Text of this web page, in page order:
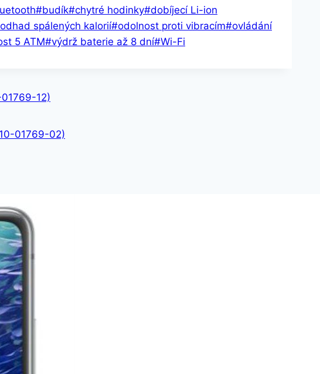
#budík#chytré hodinky#dobíjecí Li-ion
odhad spálených kalorií#odolnost proti vibracím#ovládání
5 ATM#výdrž baterie až 8 dní#Wi-Fi
12)
01769-02)